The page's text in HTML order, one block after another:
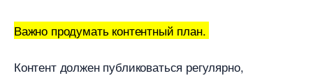
ажно продумать контентный план.
Контент должен публиковаться регулярно,